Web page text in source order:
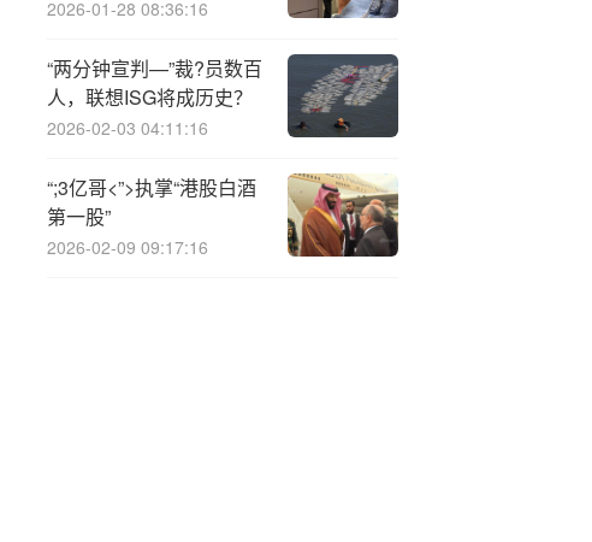
聚焦主业
2026-01-28 08:36:16
“两分钟宣判—”裁?员数百
人，联想ISG将成历史？
2026-02-03 04:11:16
“;3亿哥<”>执掌“港股白酒
第一股”
2026-02-09 09:17:16